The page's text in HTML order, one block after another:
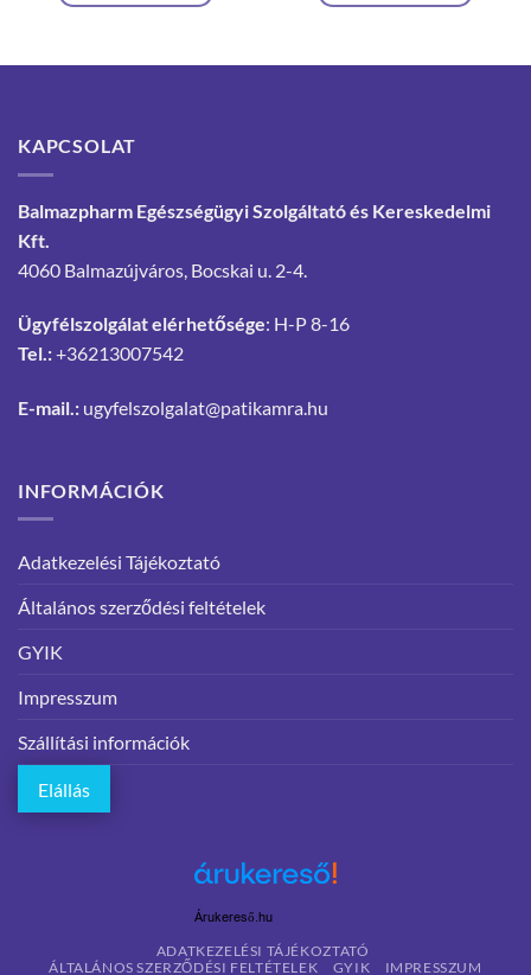
KAPCSOLAT
Balmazpharm Egészségügyi Szolgáltató és Kereskedelmi
Kft.
4060 Balmazújváros, Bocskai u. 2-4.
Ügyfélszolgálat elérhetősége: H-P 8-16
Tel.:+36213007542
E-mail.: ugyfelszolgalat@patikamra.hu
INFORMÁCIÓK
Adatkezelési Tájékoztató
Általános szerződési feltételek
GYIK
Impresszum
Szállítási információk
Elállás
Árukereső.hu
ADATKEZELÉSI TÁJÉKOZTATÓ
ÁLTALÁNOS SZERZŐDÉSI FELTÉTELEK
GYIK IMPRESSZUM